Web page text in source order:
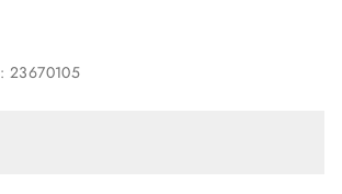
:23670105